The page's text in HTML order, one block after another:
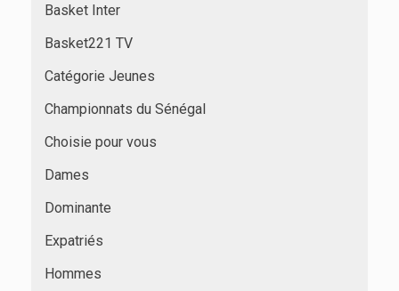
Basket Inter
Basket221 TV
Catégorie Jeunes
Championnats du Sénégal
Choisie pour vous
Dames
Dominante
Expatriés
Hommes